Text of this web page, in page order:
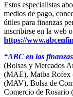
Estos especialistas
medios de pago,
útiles para finanzas
inscribirse en la web
https://
“ABC en las
(Bolsas y Mercados
(MAE), Matba Rofex
(MAV), Bolsa de
Comercio de Rosario